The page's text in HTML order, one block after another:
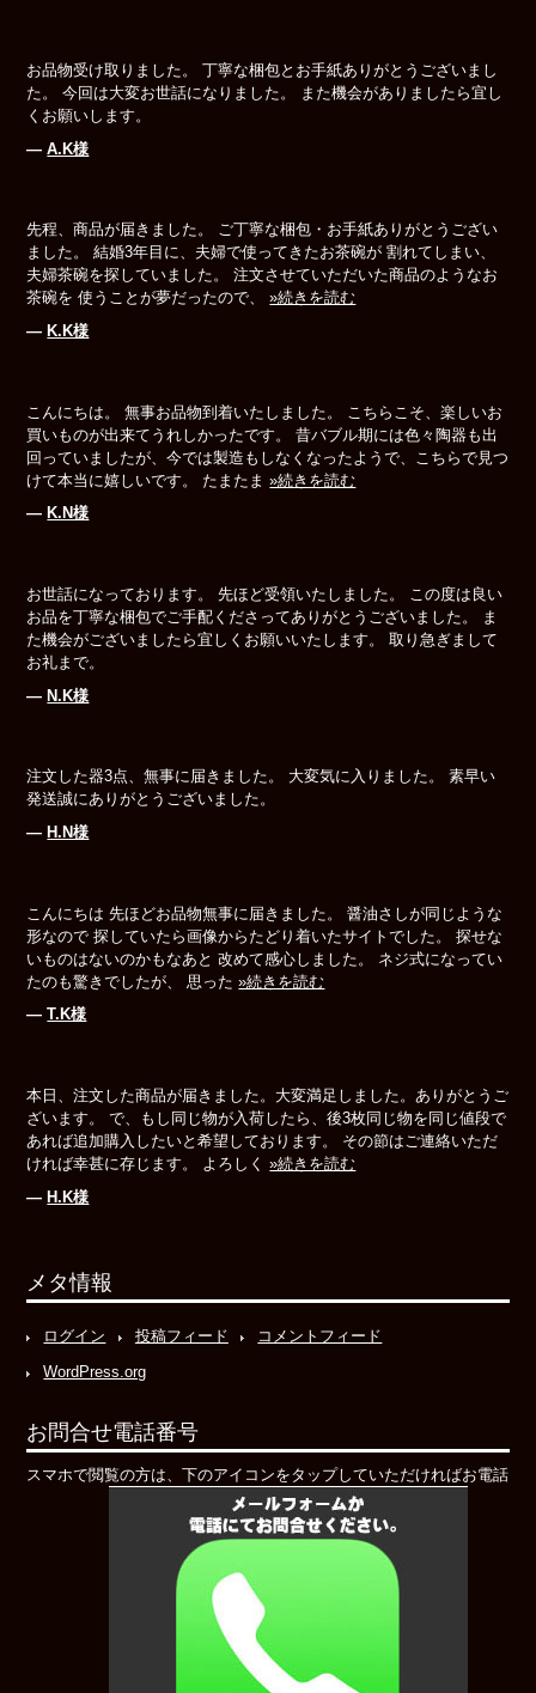
お品物受け取りました。 丁寧な梱包とお手紙ありがとうございまし
た。 今回は大変お世話になりました。 また機会がありましたら宜し
くお願いします。
―A.K様
先程、商品が届きました。 ご丁寧な梱包・お手紙ありがとうござい
ました。 結婚3年目に、夫婦で使ってきたお茶碗が 割れてしまい、
夫婦茶碗を探していました。 注文させていただいた商品のようなお
茶碗を 使うことが夢だったので、»続きを読む
― K.K様
こんにちは。 無事お品物到着いたしました。 こちらこそ、楽しいお
買いものが出来てうれしかったです。 昔バブル期には色々陶器も出
回っていましたが、今では製造もしなくなったようで、こちらで見つ
けて本当に嬉しいです。 たまたま»続きを読む
― K.N様
お世話になっております。 先ほど受領いたしました。 この度は良い
お品を丁寧な梱包でご手配くださってありがとうございました。 ま
た機会がございましたら宜しくお願いいたします。 取り急ぎまして
お礼まで。
―N.K様
注文した器3点、無事に届きました。 大変気に入りました。 素早い
発送誠にありがとうございました。
― H.N様
こんにちは 先ほどお品物無事に届きました。 醤油さしが同じような
形なので 探していたら画像からたどり着いたサイトでした。 探せな
いものはないのかもなあと 改めて感心しました。 ネジ式になってい
たのも驚きでしたが、 思った»続きを読む
―T.K様
本日、注文した商品が届きました。大変満足しました。ありがとうご
ざいます。 で、もし同じ物が入荷したら、後3枚同じ物を同じ値段で
あれば追加購入したいと希望しております。 その節はご連絡いただ
ければ幸甚に存じます。 よろしく»続きを読む
―H.K様
メタ情報
ログイン 投稿フィード
コメントフィード
WordPress.org
お問合せ電話番号
スマホで閲覧の方は、下のアイコンをタップしていただければお電話